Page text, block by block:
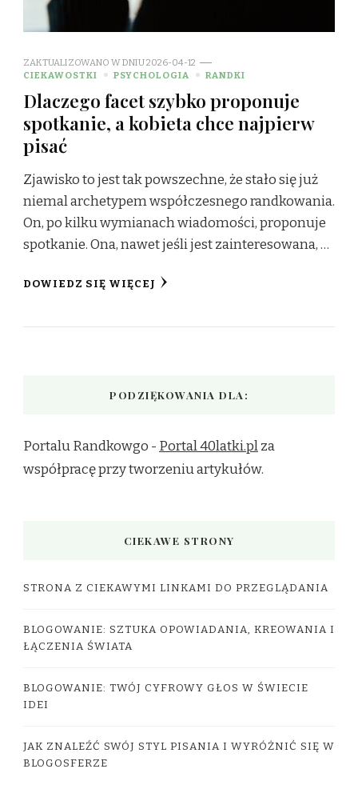
ZAKTUALIZOWANO W DNIU2026-04-12
CIEKAWOSTKI
PSYCHOLOGIA RANDKI
Dlaczego facet szybko proponuje
spotkanie, a kobieta chce najpierw
pisać
Zjawisko to jest tak powszechne, że stało się już
niemal archetypem współczesnego randkowania.
On, po kilku wymianach wiadomości, proponuje
spotkanie. Ona, nawet jeśli jest zainteresowana, …
DOWIEDZ SIĘ WIĘCEJ
PODZIĘKOWANIA DLA:
Portalu Randkowgo - Portal 40latki.plza
współpracę przy tworzeniu artykułów.
CIEKAWE STRONY
STRONA Z CIEKAWYMI LINKAMI DO PRZEGLĄDANIA
BLOGOWANIE: SZTUKA OPOWIADANIA, KREOWANIA I
ŁĄCZENIA ŚWIATA
BLOGOWANIE: TWÓJ CYFROWY GŁOS W ŚWIECIE
IDEI
JAK ZNALEŹĆ SWÓJ STYL PISANIA I WYRÓŻNIĆ SIĘ W
BLOGOSFERZE